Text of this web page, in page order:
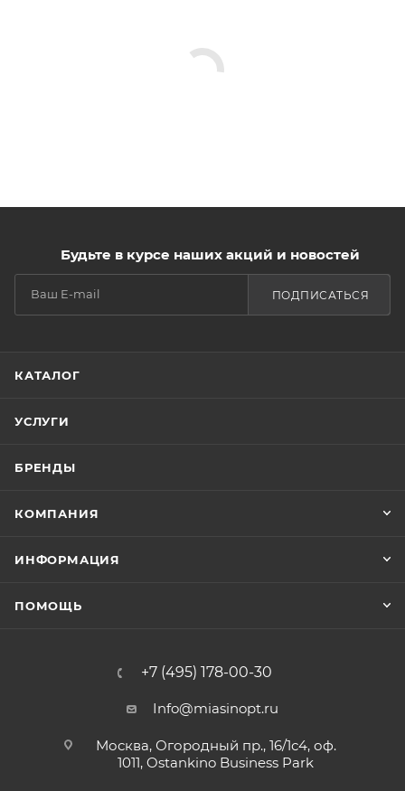
Будьте в курсе наших акций и новостей
ПОДПИСАТЬСЯ
КАТАЛОГ
УСЛУГИ
БРЕНДЫ
КОМПАНИЯ
ИНФОРМАЦИЯ
ПОМОЩЬ
+7 (495) 178-00-30
Info@miasinopt.ru
Москва, Огородный пр., 16/1с4, оф.
1011, Ostankino Business Park